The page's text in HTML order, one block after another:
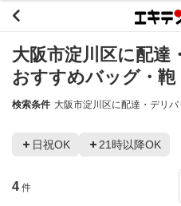
大阪市淀川区に配達
おすすめバッグ・鞄
検索条件 大阪市淀川区に配達・デリ
日祝OK 21時以降OK
4 件